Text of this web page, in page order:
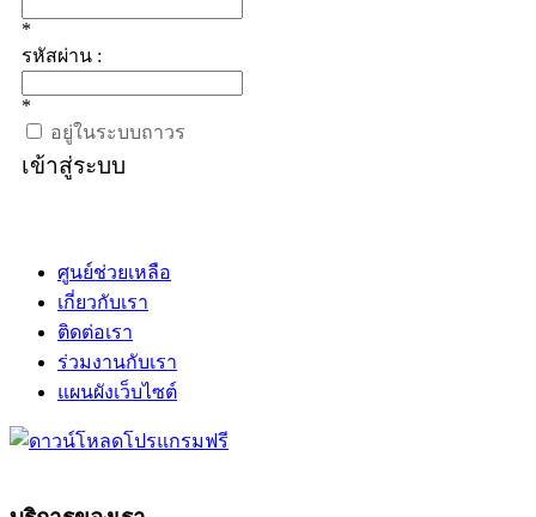
*
รหัสผ่าน :
*
อยู่ในระบบถาวร
เข้าสู่ระบบ
ศูนย์ช่วยเหลือ
เกี่ยวกับเรา
ติดต่อเรา
ร่วมงานกับเรา
แผนผังเว็บไซต์